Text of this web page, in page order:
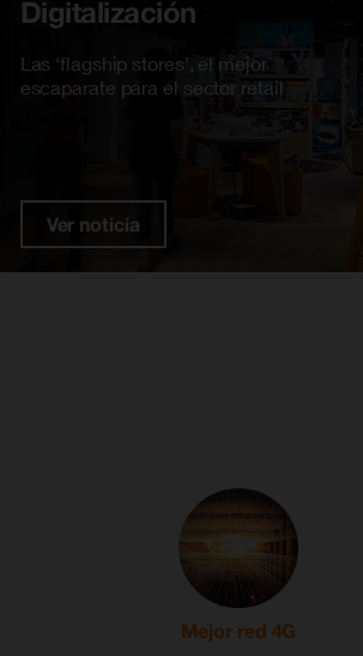
Digitalización
Las ‘flagship stores’, el mejor
escaparate para el sector retail
Ver noticia
Mejor red 4G